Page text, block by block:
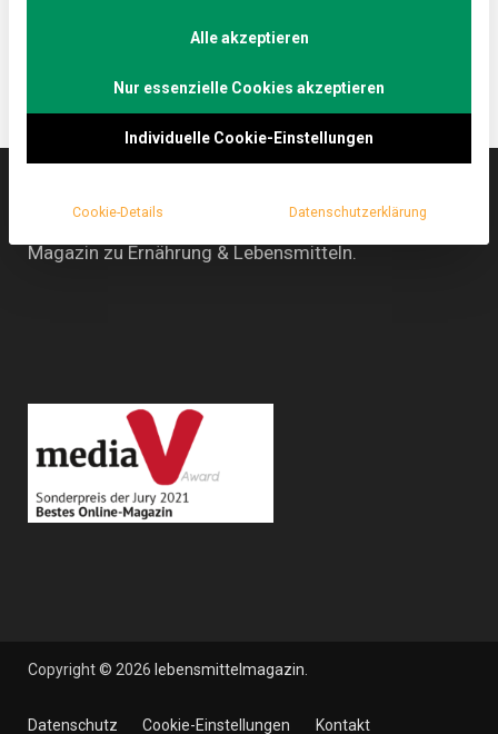
Magazin zu Ernährung & Lebensmitteln.
Copyright © 2026 lebensmittelmagazin
Datenschutz Cookie-Einstellungen Kontakt
Alle akzeptieren
Nur essenzielle Cookies akzeptieren
Individuelle Cookie-Einstellungen
Cookie-Details Datenschutzerklärung